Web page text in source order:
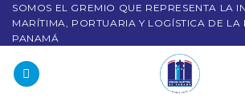
SOMOS EL GREMIO QUE REPRESENTA LA
MARÍTIMA, PORTUARIA Y LOGÍSTICA DE LA
PANAMÁ